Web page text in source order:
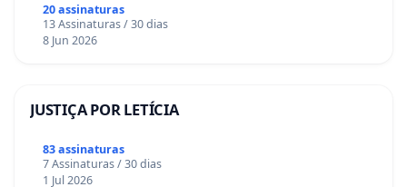
20 assinaturas
13 Assinaturas / 30 dias
8 Jun 2026
JUSTIÇA POR LETÍCIA
83 assinaturas
7 Assinaturas / 30 dias
1 Jul 2026